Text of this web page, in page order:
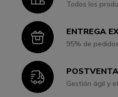
Todos los
IconENTREGA
95% de
IconGestión ágil y